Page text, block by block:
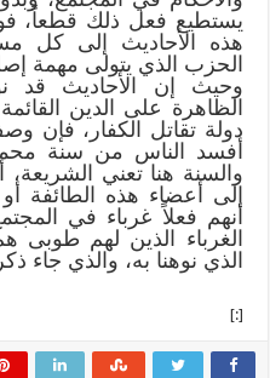
يستطيع فعل ذلك قطعاً،
هذه الأحاديث إلى كل
الحزب الذي يتولى مهمة
وحيث إن الأحاديث قد
الظاهرة على الدين
دولة تقاتل الكفار، فإن
أفسد الناس من سنة
والسنة هنا تعني
إلى أعضاء هذه الطائفة
أنهم فعلاً غرباء في
الغرباء الذين لهم طوبى
الذي نوهنا به، والذي جاء
[:]